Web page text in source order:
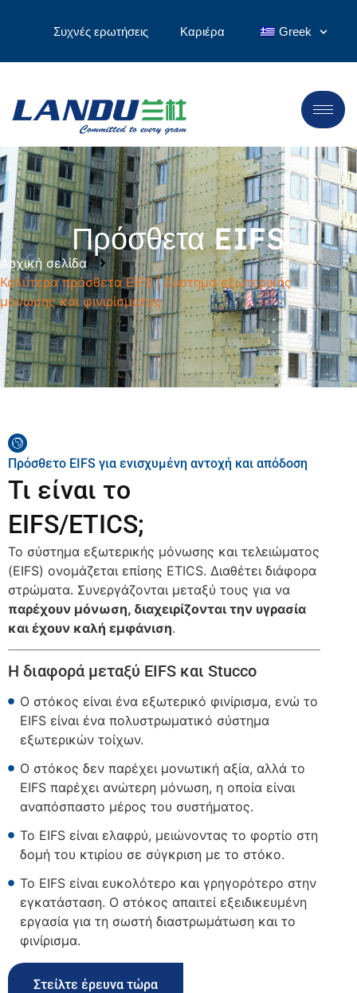
Συχνές ερωτήσεις Καριέρα Greek
Πρόσθετα EIFS
Αρχική σελίδα
Καλύτερα πρόσθετα EIFS | Σύστημα εξωτερικής
μόνωσης και φινιρίσματος
Πρόσθετο EIFS για ενισχυμένη αντοχή και απόδοση
Τι είναι το
EIFS/ETICS;
Το σύστημα εξωτερικής μόνωσης και τελειώματος
(EIFS) ονομάζεται επίσης ETICS. Διαθέτει διάφορα
στρώματα. Συνεργάζονται μεταξύ τους για να
παρέχουν μόνωση, διαχειρίζονται την υγρασία
και έχουν καλή εμφάνιση.
Η διαφορά μεταξύ EIFS και Stucco
Ο στόκος είναι ένα εξωτερικό φινίρισμα, ενώ το
EIFS είναι ένα πολυστρωματικό σύστημα
εξωτερικών τοίχων.
Ο στόκος δεν παρέχει μονωτική αξία, αλλά το
EIFS παρέχει ανώτερη μόνωση, η οποία είναι
αναπόσπαστο μέρος του συστήματος.
Το EIFS είναι ελαφρύ, μειώνοντας το φορτίο στη
δομή του κτιρίου σε σύγκριση με το στόκο.
Το EIFS είναι ευκολότερο και γρηγορότερο στην
εγκατάσταση. Ο στόκος απαιτεί εξειδικευμένη
εργασία για τη σωστή διαστρωμάτωση και το
φινίρισμα.
Στείλτε έρευνα τώρα